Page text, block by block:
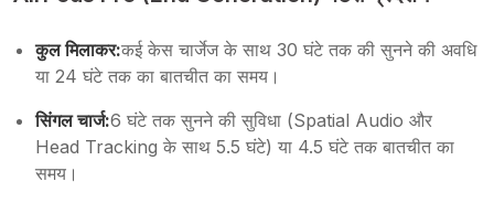
कुल मिलाकर:कई केस चार्जेज के साथ 30 घंटे तक की सुनने की अवधि
या 24 घंटे तक का बातचीत का समय।
सिंगल चार्ज:6 घंटे तक सुनने की सुविधा (Spatial Audio और
Head Tracking के साथ 5.5 घंटे) या 4.5 घंटे तक बातचीत का
समय।